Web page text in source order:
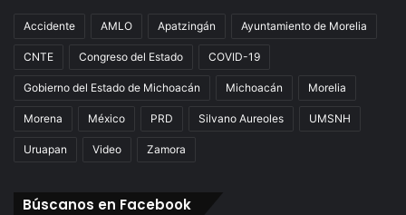
Accidente AMLO Apatzingán Ayuntamiento de Morelia
CNTE Congreso del Estado COVID-19
Gobierno del Estado de Michoacán Michoacán Morelia
Morena México PRD Silvano Aureoles UMSNH
Uruapan Video Zamora
Búscanos en Facebook